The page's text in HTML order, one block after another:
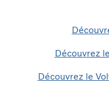
Découvrez
Découvrez le